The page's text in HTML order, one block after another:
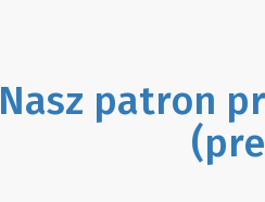
Nasz patron